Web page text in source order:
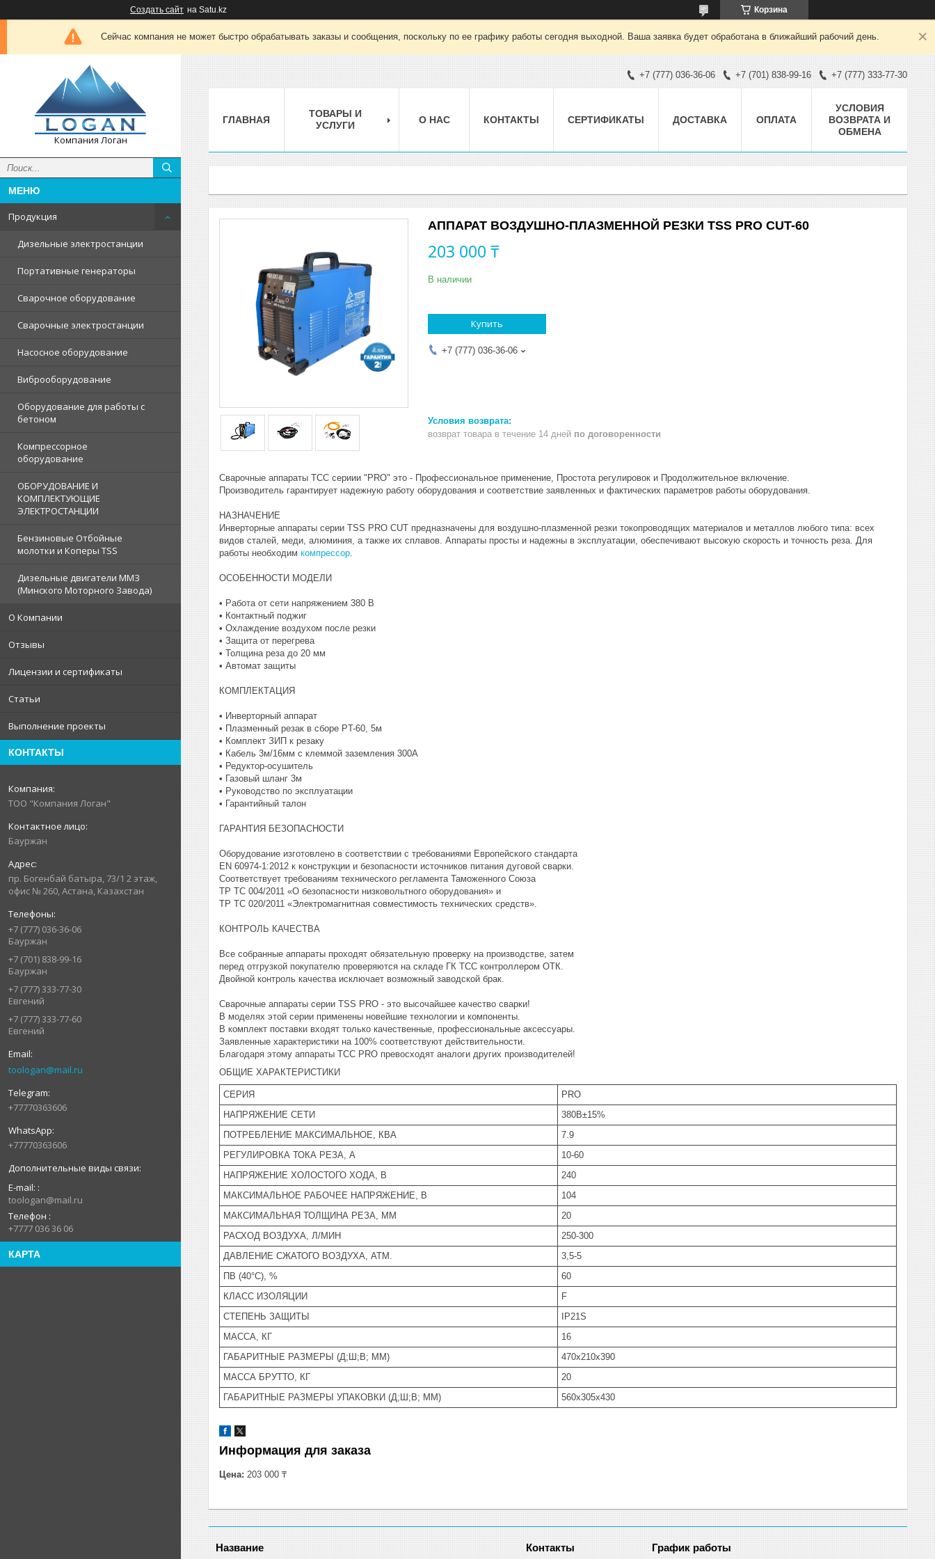
Создать сайт на Satu.kz Корзина
Сейчас компания не может быстро обрабатывать заказы и сообщения, поскольку по ее графику работы сегодня выходной. Ваша заявка будет обработана в ближайший рабочий день.
Компания Логан
Продукция
Дизельные электростанции
Портативные генераторы
Сварочное оборудование
Сварочные электростанции
Насосное оборудование
Виброоборудование
Оборудование для работы с
бетоном
Компрессорное
оборудование
ОБОРУДОВАНИЕ И
КОМПЛЕКТУЮЩИЕ
ЭЛЕКТРОСТАНЦИИ
Бензиновые Отбойные
молотки и Коперы TSS
Дизельные двигатели ММЗ
(Минского Моторного Завода)
О Компании
Отзывы
Лицензии и сертификаты
Статьи
Выполнение проекты
КОНТАКТЫ
ТОО "Компания Логан"
Бауржан
пр. Богенбай батыра, 73/1 2 этаж,
офис № 260, Астана, Казахстан
+7 (777) 036-36-06
Бауржан
+7 (701) 838-99-16
Бауржан
+7 (777) 333-77-30
Евгений
+7 (777) 333-77-60
Евгений
toologan@mail.ru
+77770363606
+77770363606
E-mail:
toologan@mail.ru
Телефон
+7777 036 36 06
КАРТА
+7 (777) 036-36-06 +7 (701) 838-99-16 +7 (777) 333-77-30
ГЛАВНАЯ
ТОВАРЫ И
УСЛУГИ
О НАС КОНТАКТЫ СЕРТИФИКАТЫ ДОСТАВКА ОПЛАТА
УСЛОВИЯ
ВОЗВРАТА И
ОБМЕНА
АППАРАТ ВОЗДУШНО-ПЛАЗМЕННОЙ РЕЗКИ TSS PRO CUT-60
203 000 ₸
В наличии
Купить
+7 (777) 036-36-06
возврат товара в течение 14 дней по договоренности
Сварочные аппараты ТСС сериии "PRO" это - Профессиональное применение, Простота регулировок и Продолжительное включение.
Производитель гарантирует надежную работу оборудования и соответствие заявленных и фактических параметров работы оборудования.
НАЗНАЧЕНИЕ
Инверторные аппараты серии TSS PRO CUT предназначены для воздушно-плазменной резки токопроводящих материалов и металлов любого типа: всех
видов сталей, меди, алюминия, а также их сплавов. Аппараты просты и надежны в эксплуатации, обеспечивают высокую скорость и точность реза. Для
работы необходим компрессор
ОСОБЕННОСТИ МОДЕЛИ
• Работа от сети напряжением 380 В
• Контактный поджиг
• Охлаждение воздухом после резки
• Защита от перегрева
• Толщина реза до 20 мм
• Автомат защиты
КОМПЛЕКТАЦИЯ
• Инверторный аппарат
• Плазменный резак в сборе PT-60, 5м
• Комплект ЗИП к резаку
• Кабель 3м/16мм с клеммой заземления 300А
• Редуктор-осушитель
• Газовый шланг 3м
• Руководство по эксплуатации
• Гарантийный талон
ГАРАНТИЯ БЕЗОПАСНОСТИ
Оборудование изготовлено в соответствии с требованиями Европейского стандарта
EN 60974-1:2012 к конструкции и безопасности источников питания дуговой сварки.
Соответствует требованиям технического регламента Таможенного Союза
ТР ТС 004/2011 «О безопасности низковольтного оборудования» и
ТР ТС 020/2011 «Электромагнитная совместимость технических средств».
КОНТРОЛЬ КАЧЕСТВА
Все собранные аппараты проходят обязательную проверку на производстве, затем
перед отгрузкой покупателю проверяются на складе ГК ТСС контроллером ОТК.
Двойной контроль качества исключает возможный заводской брак.
Сварочные аппараты серии TSS PRO - это высочайшее качество сварки!
В моделях этой серии применены новейшие технологии и компоненты.
В комплект поставки входят только качественные, профессиональные аксессуары.
Заявленные характеристики на 100% соответствуют действительности.
Благодаря этому аппараты ТСС PRO превосходят аналоги других производителей!
ОБЩИЕ ХАРАКТЕРИСТИКИ
СЕРИЯ
PRO
НАПРЯЖЕНИЕ СЕТИ
380В±15%
ПОТРЕБЛЕНИЕ МАКСИМАЛЬНОЕ, КВА
7.9
РЕГУЛИРОВКА ТОКА РЕЗА, А
10-60
НАПРЯЖЕНИЕ ХОЛОСТОГО ХОДА, В
240
МАКСИМАЛЬНОЕ РАБОЧЕЕ НАПРЯЖЕНИЕ, В
104
МАКСИМАЛЬНАЯ ТОЛЩИНА РЕЗА, ММ
20
РАСХОД ВОЗДУХА, Л/МИН
250-300
ДАВЛЕНИЕ СЖАТОГО ВОЗДУХА, АТМ.
3,5-5
ПВ (40°С), %
60
КЛАСС ИЗОЛЯЦИИ
F
СТЕПЕНЬ ЗАЩИТЫ
IP21S
МАССА, КГ
16
ГАБАРИТНЫЕ РАЗМЕРЫ (Д;Ш;В; ММ)
470х210х390
МАССА БРУТТО, КГ
20
ГАБАРИТНЫЕ РАЗМЕРЫ УПАКОВКИ (Д;Ш;В; ММ)
560х305х430
Информация для заказа
Цена: 203 000 ₸
График работы